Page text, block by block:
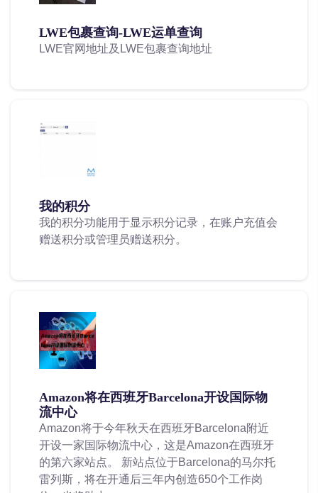
LWE包裹查询-LWE运单查询
LWE官网地址及LWE包裹查询地址
我的积分
我的积分功能用于显示积分记录，在账户充值会
赠送积分或管理员赠送积分。
Amazon将在西班牙Barcelona开设国际物
流中心
Amazon将于今年秋天在西班牙Barcelona附近
开设一家国际物流中心，这是Amazon在西班牙
的第六家站点。 新站点位于Barcelona的马尔托
雷列斯，将在开通后三年内创造650个工作岗